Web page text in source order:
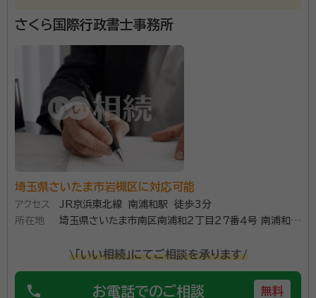
さくら国際行政書士事務所
埼玉県さいたま市岩槻区に対応可能
アクセス
JR京浜東北線 南浦和駅 徒歩3分
所在地
埼玉県さいたま市南区南浦和２丁目２７番４号 南浦和マ
\「いい相続」にてご相談を承ります/
phone お電話でのご相談 無料